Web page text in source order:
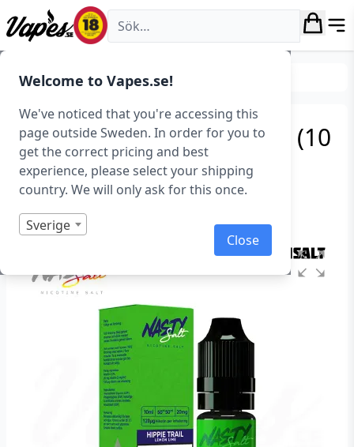
Welcome to Vapes.se!
We've noticed that you're accessing this
page outside Sweden. In order for you to
get the correct pricing and best
experience, please select your shipping
country. We will only ask for this once.
Sverige
Close
Vapes.se
E-juice Smaker Frukt & Bär
Nasty Juice – Hippie Trail (10
ml, 20 mg Nikotinsalt)
Art.nr: 36461
Slut i lager